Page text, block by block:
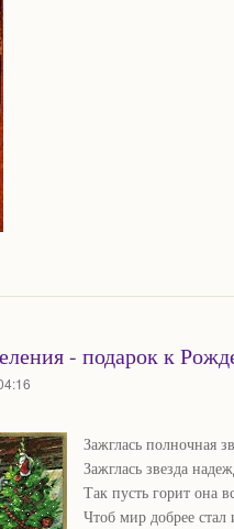
- подарок к
Зажглась полночная
Зажглась звезда
Так пусть горит она
Чтоб мир добрее